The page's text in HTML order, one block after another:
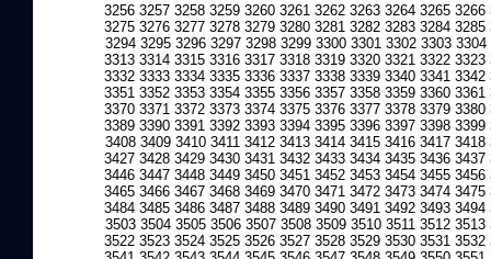
3256 3257 3258 3259 3260 3261 3262 3263 3264 3265 3266
3275 3276 3277 3278 3279 3280 3281 3282 3283 3284 3285
3294 3295 3296 3297 3298 3299 3300 3301 3302 3303 3304
3313 3314 3315 3316 3317 3318 3319 3320 3321 3322 3323
3332 3333 3334 3335 3336 3337 3338 3339 3340 3341 3342
3351 3352 3353 3354 3355 3356 3357 3358 3359 3360 3361
3370 3371 3372 3373 3374 3375 3376 3377 3378 3379 3380
3389 3390 3391 3392 3393 3394 3395 3396 3397 3398 3399
3408 3409 3410 3411 3412 3413 3414 3415 3416 3417 3418
3427 3428 3429 3430 3431 3432 3433 3434 3435 3436 3437
3446 3447 3448 3449 3450 3451 3452 3453 3454 3455 3456
3465 3466 3467 3468 3469 3470 3471 3472 3473 3474 3475
3484 3485 3486 3487 3488 3489 3490 3491 3492 3493 3494
3503 3504 3505 3506 3507 3508 3509 3510 3511 3512 3513
3522 3523 3524 3525 3526 3527 3528 3529 3530 3531 3532